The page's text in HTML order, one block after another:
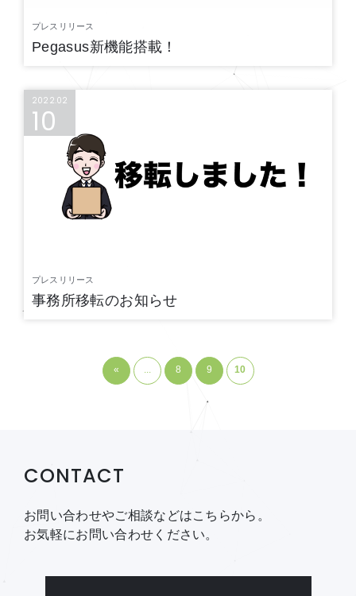
プレスリリース
Pegasus新機能搭載！
2022.02
10
プレスリリース
事務所移転のお知らせ
« ... 8 9 10
CONTACT
お問い合わせやご相談などはこちらから。
お気軽にお問い合わせください。